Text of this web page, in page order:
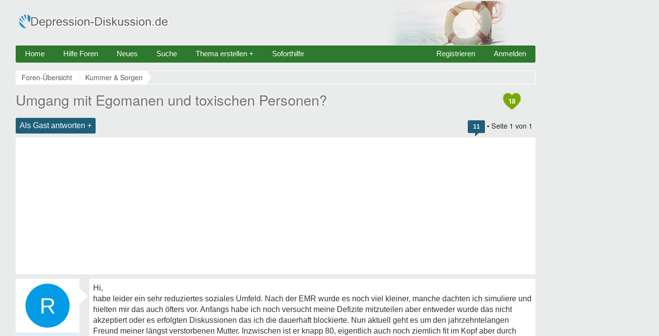
Home Hilfe Foren Neues Suche Thema erstellen + Soforthilfe Anmelden
Registrieren
Foren-Übersicht Kummer & Sorgen
18
Umgang mit Egomanen und toxischen Personen?
Als Gast antworten + 11 • Seite 1 von 1
R
Hi,
habe leider ein sehr reduziertes soziales Umfeld. Nach der EMR wurde es noch viel kleiner, manche dachten ich simuliere und
hielten mir das auch öfters vor. Anfangs habe ich noch versucht meine Defizite mitzuteilen aber entweder wurde das nicht
akzeptiert oder es erfolgten Diskussionen das ich die dauerhaft blockierte. Nun aktuell geht es um den jahrzehntelangen
Freund meiner längst verstorbenen Mutter. Inzwischen ist er knapp 80, eigentlich auch noch ziemlich fit im Kopf aber durch